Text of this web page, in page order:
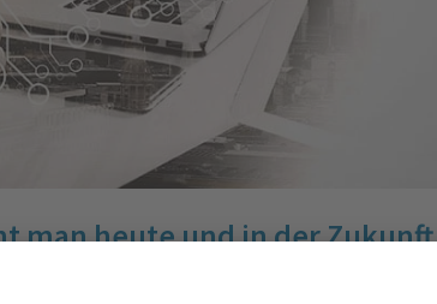
man heute und in der Zukunft